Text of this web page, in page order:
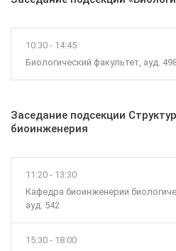
10:30 - 14:45
Биологический факультет, ауд.
Заседание подсекции
биоинженерия
11:20 - 13:30
Кафедра биоинженерии
ауд. 542
15:30 - 18:00